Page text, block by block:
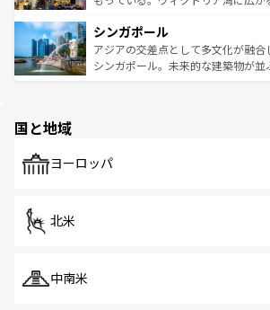
参照してほしい。
激する。気候は一年中温暖で、どの
が待っている。親しみやすいタイ
た文化、そして多様な観光資源が、
み、どこを訪れても感動するはず。
ており、効率よく見どころを回れ
うな絶景から文化的な体験まで、香
シンガポール
アジアの交差点として多文化が融
シンガポール。未来的な建築物が並
で、ホーカーズは地元の風情を楽し
国と地域
ヨーロッパ
北米
中南米